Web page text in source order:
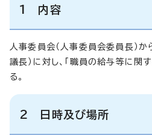
1 内容
人事委員会（人事委員会委員長）か
議長）に対し、「職員の給与等に関
る。
2 日時及び場所